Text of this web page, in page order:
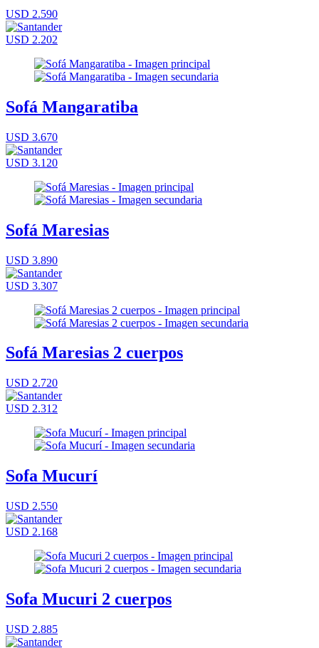
USD 2.590
USD 2.202
Sofá Mangaratiba
USD 3.670
USD 3.120
Sofá Maresias
USD 3.890
USD 3.307
Sofá Maresias 2 cuerpos
USD 2.720
USD 2.312
Sofa Mucurí
USD 2.550
USD 2.168
Sofa Mucuri 2 cuerpos
USD 2.885